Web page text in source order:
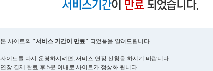
본 사이트의 "서비스 기간이 만료" 되었음을 알려드립니다.
사이트를 다시 운영하시려면, 서비스 연장 신청을 하시기 바랍니다.
연장 결제 완료 후 5분 이내로 사이트가 정상화 됩니다.